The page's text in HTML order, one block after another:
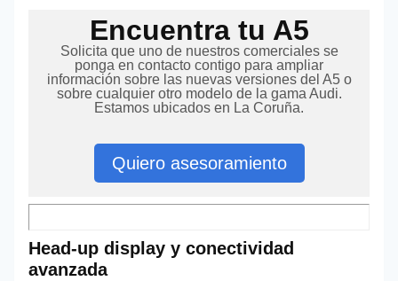
Encuentra tu A5
Solicita que uno de nuestros comerciales se
ponga en contacto contigo para ampliar
información sobre las nuevas versiones del A5 o
sobre cualquier otro modelo de la gama Audi.
Estamos ubicados en La Coruña.
Quiero asesoramiento
Head-up display y conectividad
avanzada